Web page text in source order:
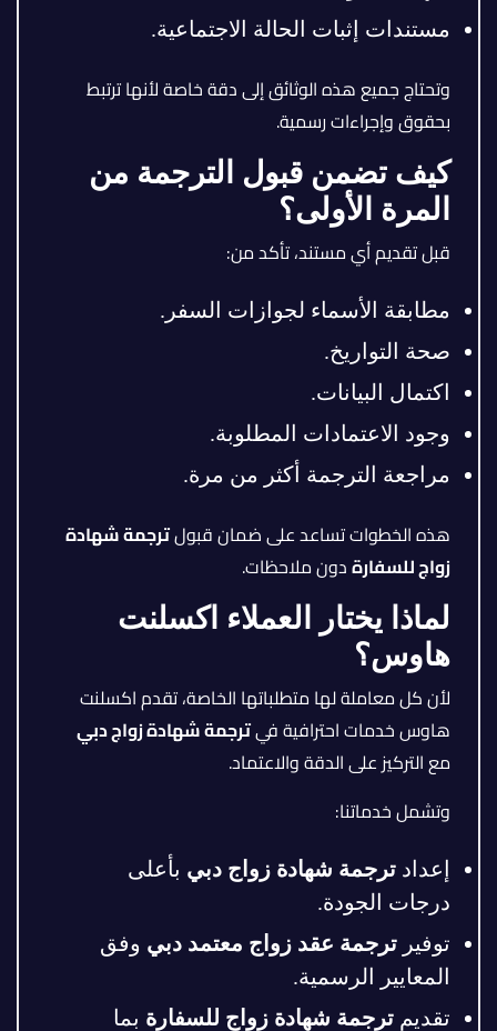
مستندات إثبات الحالة الاجتماعية.
وتحتاج جميع هذه الوثائق إلى دقة خاصة لأنها ترتبط
بحقوق وإجراءات رسمية.
كيف تضمن قبول الترجمة من
المرة الأولى؟
قبل تقديم أي مستند، تأكد من:
مطابقة الأسماء لجوازات السفر.
صحة التواريخ.
اكتمال البيانات.
وجود الاعتمادات المطلوبة.
مراجعة الترجمة أكثر من مرة.
هذه الخطوات تساعد على ضمان قبولترجمة شهادة
زواج للسفارةدون ملاحظات.
لماذا يختار العملاء اكسلنت
هاوس؟
لأن كل معاملة لها متطلباتها الخاصة، تقدم اكسلنت
هاوس خدمات احترافية فيترجمة شهادة زواج دبي
مع التركيز على الدقة والاعتماد.
وتشمل خدماتنا:
إعداد ترجمة شهادة زواج دبي بأعلى
درجات الجودة.
توفير ترجمة عقد زواج معتمد دبي وفق
المعايير الرسمية.
تقديم ترجمة شهادة زواج للسفارة بما